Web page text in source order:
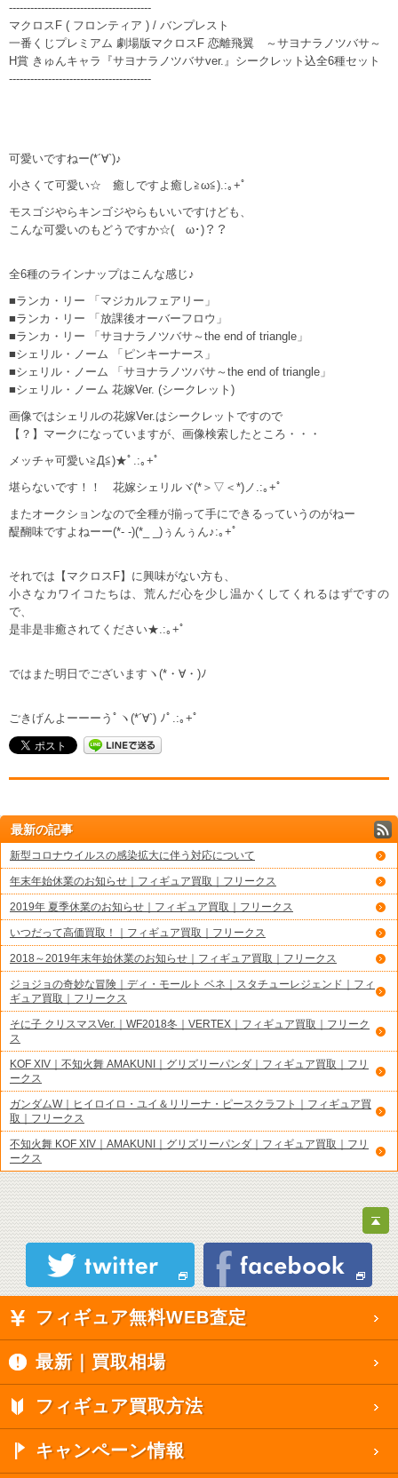
----------------------------------------
マクロスF ( フロンティア ) / バンプレスト
一番くじプレミアム 劇場版マクロスF 恋離飛翼 ～サヨナラノツバサ～
H賞 きゅんキャラ『サヨナラノツバサver.』シークレット込全6種セット
----------------------------------------
可愛いですねー(*´∀`)♪
小さくて可愛い☆ 癒しですよ癒し≧ω≦).:｡+ﾟ
モスゴジやらキンゴジやらもいいですけども、
こんな可愛いのもどうですか☆(ゝω･)？？
全6種のラインナップはこんな感じ♪
■ランカ・リー 「マジカルフェアリー」
■ランカ・リー 「放課後オーバーフロウ」
■ランカ・リー 「サヨナラノツバサ～the end of triangle」
■シェリル・ノーム 「ピンキーナース」
■シェリル・ノーム 「サヨナラノツバサ～the end of triangle」
■シェリル・ノーム 花嫁Ver. (シークレット)
画像ではシェリルの花嫁Ver.はシークレットですので
【？】マークになっていますが、画像検索したところ・・・
メッチャ可愛い≧Д≦)★ﾟ.:｡+ﾟ
堪らないです！！ 花嫁シェリルヾ(*＞▽＜*)ノ.:｡+ﾟ
またオークションなので全種が揃って手にできるっていうのがねー
醍醐味ですよねーー(*- -)(*_ _)ぅんぅん♪:｡+ﾟ
それでは【マクロスF】に興味がない方も、
小さなカワイコたちは、荒んだ心を少し温かくしてくれるはずですの
で、
是非是非癒されてください★.:｡+ﾟ
ではまた明日でございますヽ(*・∀・)ﾉ
ごきげんよーーーうﾟヽ(*´∀`) ﾉﾟ.:｡+ﾟ
最新の記事
新型コロナウイルスの感染拡大に伴う対応について
年末年始休業のお知らせ｜フィギュア買取｜フリークス
2019年 夏季休業のお知らせ｜フィギュア買取｜フリークス
いつだって高価買取！｜フィギュア買取｜フリークス
2018～2019年末年始休業のお知らせ｜フィギュア買取｜フリークス
ジョジョの奇妙な冒険｜ディ・モールト ベネ｜スタチューレジェンド｜フィ
ギュア買取｜フリークス
そに子 クリスマスVer.｜WF2018冬｜VERTEX｜フィギュア買取｜フリーク
ス
KOF XIV｜不知火舞 AMAKUNI｜グリズリーパンダ｜フィギュア買取｜フリ
ークス
ガンダムW｜ヒイロイロ・ユイ＆リリーナ・ピースクラフト｜フィギュア買
取｜フリークス
不知火舞 KOF XIV｜AMAKUNI｜グリズリーパンダ｜フィギュア買取｜フリ
ークス
フィギュア無料WEB査定
最新｜買取相場
フィギュア買取方法
キャンペーン情報